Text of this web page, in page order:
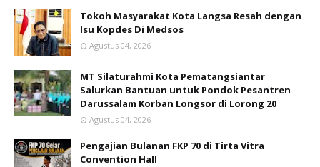
Tokoh Masyarakat Kota Langsa Resah dengan
Isu Kopdes Di Medsos
Agustus 04, 2026
MT Silaturahmi Kota Pematangsiantar
Salurkan Bantuan untuk Pondok Pesantren
Darussalam Korban Longsor di Lorong 20
Agustus 04, 2026
Pengajian Bulanan FKP 70 di Tirta Vitra
Convention Hall